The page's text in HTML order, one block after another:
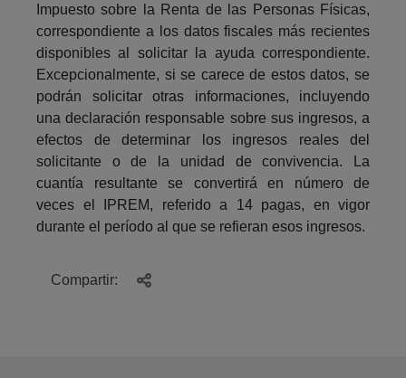
Impuesto sobre la Renta de las Personas Físicas,
correspondiente a los datos fiscales más recientes
disponibles al solicitar la ayuda correspondiente.
Excepcionalmente, si se carece de estos datos, se
podrán solicitar otras informaciones, incluyendo
una declaración responsable sobre sus ingresos, a
efectos de determinar los ingresos reales del
solicitante o de la unidad de convivencia. La
cuantía resultante se convertirá en número de
veces el IPREM, referido a 14 pagas, en vigor
durante el período al que se refieran esos ingresos.
Compartir: